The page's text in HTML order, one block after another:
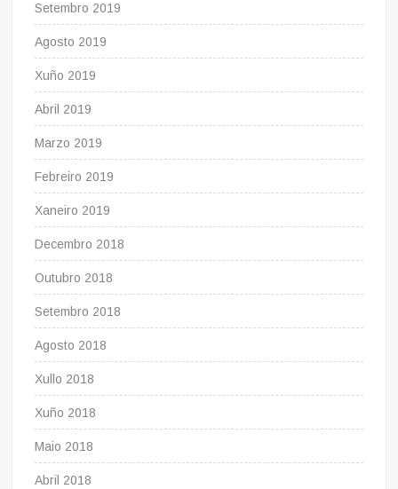
Setembro 2019
Agosto 2019
Xuño 2019
Abril 2019
Marzo 2019
Febreiro 2019
Xaneiro 2019
Decembro 2018
Outubro 2018
Setembro 2018
Agosto 2018
Xullo 2018
Xuño 2018
Maio 2018
Abril 2018